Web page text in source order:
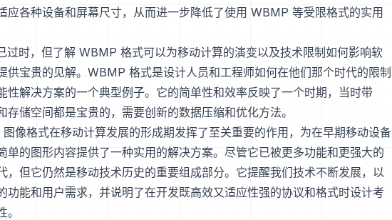
应各种设备和屏幕尺寸，从而进一步降低了使用 WBMP 等受限格式的实用
过时，但了解 WBMP 格式可以为移动计算的演变以及技术限制如何影响软
供宝贵的见解。WBMP 格式是设计人员和工程师如何在他们那个时代的限制
性解决方案的一个典型例子。它的简单性和效率反映了一个时期，当时带
存储空间都是宝贵的，需要创新的数据压缩和优化方法。
像格式在移动计算发展的形成期发挥了至关重要的作用，为在早期移动设备
单的图形内容提供了一种实用的解决方案。尽管它已被更多功能和更强大的
，但它仍然是移动技术历史的重要组成部分。它提醒我们技术不断发展，以
功能和用户需求，并说明了在开发既高效又适应性强的协议和格式时设计考